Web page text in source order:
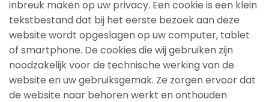
inbreuk maken op uw privacy. Een cookie is een klein
tekstbestand dat bij het eerste bezoek aan deze
website wordt opgeslagen op uw computer, tablet
of smartphone. De cookies die wij gebruiken zijn
noodzakelijk voor de technische werking van de
website en uw gebruiksgemak. Ze zorgen ervoor dat
de website naar behoren werkt en onthouden